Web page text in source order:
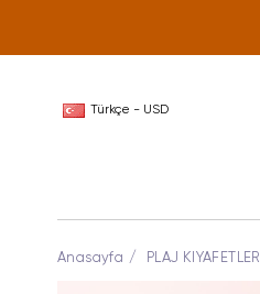
Türkçe - USD
Anasayfa PLAJ KIYAFETLERİ